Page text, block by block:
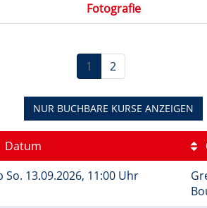
Fotografie
1 2
NUR BUCHBARE KURSE ANZEIGEN
Datum
So. 13.09.2026, 11:00 Uhr